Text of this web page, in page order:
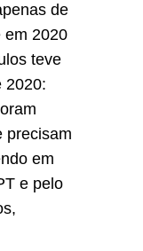
de
em 2020
teve
2020:
precisam
em
e pelo